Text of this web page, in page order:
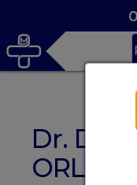
Dr.
ORL